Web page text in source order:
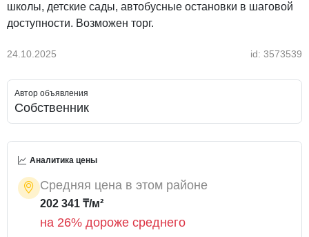
школы, детские сады, автобусные остановки в шаговой
доступности. Возможен торг.
24.10.2025 id: 3573539
Автор объявления
Собственник
Аналитика цены
Средняя цена в этом районе
202 341 ₸/м²
на 26% дороже среднего